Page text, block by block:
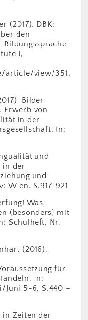
(2017). DBK:
den
I,
article/view/351,
Bilder
Erwerb von
in der
In:
und
in der
und
Wien. S.917-921
Was
(besonders) mit
Schulheft, Nr.
(2016).
für
In:
Juni 5-6, S.440 –
in Zeiten der